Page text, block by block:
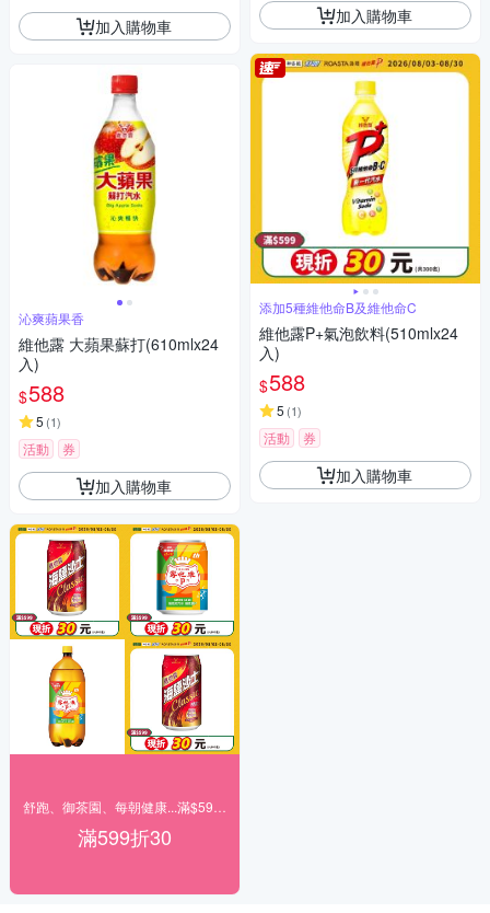
加入購物車
沁爽蘋果香
維他露 大蘋果蘇打(610mlx24
入)
$588
5 (1)
活動 券
加入購物車
滿599折30
加入購物車
添加5種維他命B及維他命C
維他露P+氣泡飲料(510mlx24
入)
$588
5 (1)
活動 券
加入購物車